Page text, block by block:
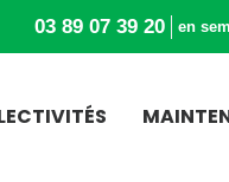
03 89 07 39 20 en